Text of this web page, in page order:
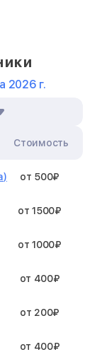
2026 г.
Стоимость
от 500₽
от 1500₽
от 1000₽
от 400₽
от 200₽
от 400₽